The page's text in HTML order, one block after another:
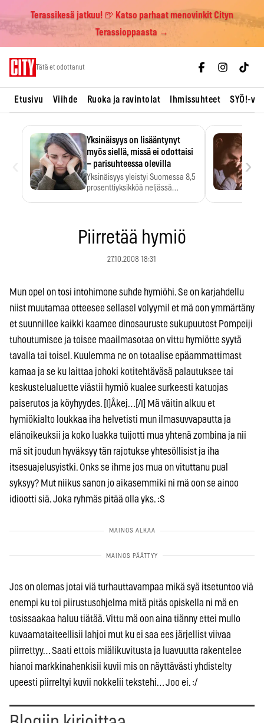
Terassikesä jatkuu! 🍺 Katso parhaat menovinkit Cityn
Terassioppaasta →
Tätä et odottanut
Etusivu Viihde Ruoka ja ravintolat Ihmissuhteet SYÖ!-
Yksinäisyys on lisääntynyt
myös siellä, missä ei odottaisi
– parisuhteessa olevilla
Yksinäisyys yleistyi Suomessa 8,5
prosenttiyksikköä neljässä
›
Piirretää hymiö
27.10.2008 18:31
Mun opel on tosi intohimone suhde hymiöhi. Se on karjahdellu
niist muutamaa otteesee sellasel volyymil et mä oon ymmärtäny
et suunnillee kaikki kaamee dinosauruste sukupuutost Pompeiji
tuhoutumisee ja toisee maailmasotaa on vittu hymiötte syytä
tavalla tai toisel. Kuulemma ne on totaalise epäammattimast
kamaa ja se ku laittaa johoki kotitehtäväsä palautuksee tai
keskustelualuette viästii hymiö kualee surkeesti katuojas
paiserutos ja köyhyydes. [I]Åkej…[/I] Mä väitin alkuu et
hymiökialto loukkaa iha helvetisti mun ilmasuvvapautta ja
elänoikeuksii ja koko luakka tuijotti mua yhtenä zombina ja nii
mä sit joudun hyväksyy tän rajotukse yhtesöllisist ja iha
itsesuajelusyistki. Onks se ihme jos mua on vituttanu pual
syksyy? Mut niikus sanon jo aikasemmiki ni mä oon se ainoo
idiootti siä. Joka ryhmäs pitää olla yks. :S
Jos on olemas jotai viä turhauttavampaa mikä syä itsetuntoo viä
enempi ku toi piirustusohjelma mitä pitäs opiskella ni mä en
tosissaakaa haluu tiätää. Vittu mä oon aina tiänny ettei mullo
kuvaamataiteellisii lahjoi mut ku ei saa ees järjellist viivaa
piirrettyy… Saati ettois miälikuvitusta ja luavuutta rakentelee
hianoi markkinahenkisii kuvii mis on näyttävästi yhdistelty
upeesti piirreltyi kuvii nokkelii tekstehi… Joo ei. :/